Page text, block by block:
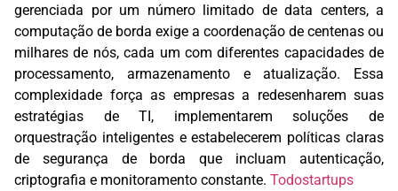
gerenciada por um número limitado de data centers, a
computação de borda exige a coordenação de centenas ou
milhares de nós, cada um com diferentes capacidades de
processamento, armazenamento e atualização. Essa
complexidade força as empresas a redesenharem suas
estratégias de TI, implementarem soluções de
orquestração inteligentes e estabelecerem políticas claras
de segurança de borda que incluam autenticação,
criptografia e monitoramento constante. Todostartups